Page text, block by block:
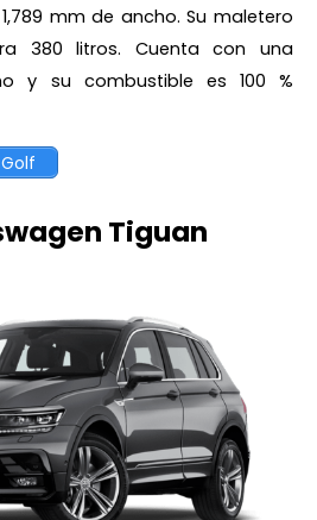
mm de ancho. Su maletero
380 litros. Cuenta con una
y su combustible es 100 %
Tiguan